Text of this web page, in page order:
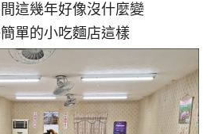
這幾年好像沒什麼變
單的小吃麵店這樣